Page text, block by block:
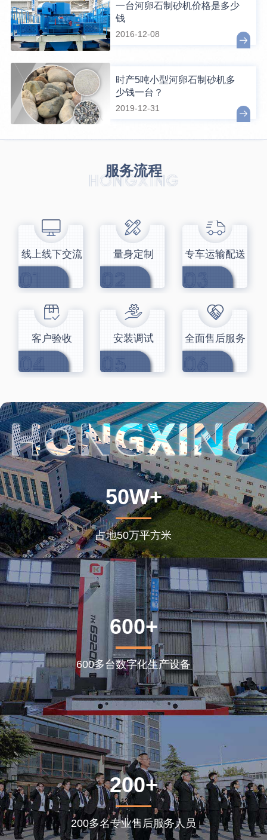
一台河卵石制砂机价格是多少
钱
2016-12-08
时产5吨小型河卵石制砂机多
少钱一台？
2019-12-31
服务流程
线上线下交流 量身定制 专车运输配送
客户验收 安装调试 全面售后服务
50W+
占地50万平方米
600+
600多台数字化生产设备
200+
200多名专业售后服务人员